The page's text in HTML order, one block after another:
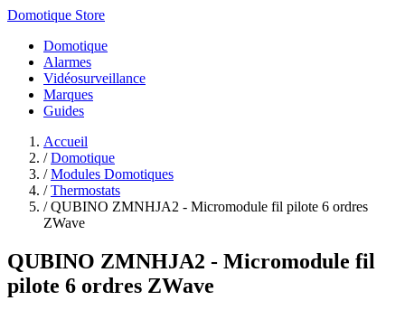
Domotique Store
Domotique
Alarmes
Vidéosurveillance
Marques
Guides
Accueil
/ Domotique
/ Modules Domotiques
/ Thermostats
/ QUBINO ZMNHJA2 - Micromodule fil pilote 6 ordres
ZWave
QUBINO ZMNHJA2 - Micromodule fil
pilote 6 ordres ZWave